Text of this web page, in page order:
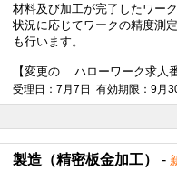
材料及び加工が完了したワー
状況に応じてワークの精度測
も行います。
【変更の... ハローワーク求人
受理日：7月7日 有効期限：9月
製造（精密板金加工） -